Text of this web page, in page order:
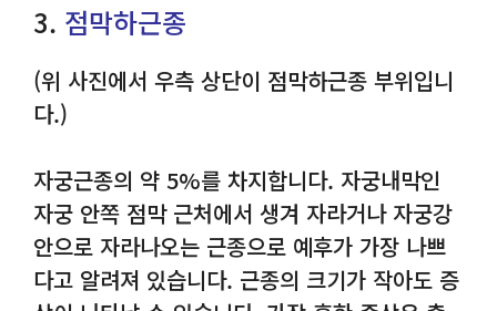
3. 점막하근종
(위 사진에서 우측 상단이 점막하근종 부위입니
다.)
자궁근종의 약 5%를 차지합니다. 자궁내막인
자궁 안쪽 점막 근처에서 생겨 자라거나 자궁강
안으로 자라나오는 근종으로 예후가 가장 나쁘
다고 알려져 있습니다. 근종의 크기가 작아도 증